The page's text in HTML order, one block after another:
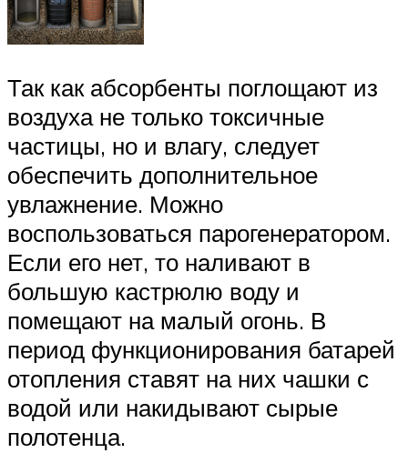
Так как абсорбенты поглощают из
воздуха не только токсичные
частицы, но и влагу, следует
обеспечить дополнительное
увлажнение. Можно
воспользоваться парогенератором.
Если его нет, то наливают в
большую кастрюлю воду и
помещают на малый огонь. В
период функционирования батарей
отопления ставят на них чашки с
водой или накидывают сырые
полотенца.